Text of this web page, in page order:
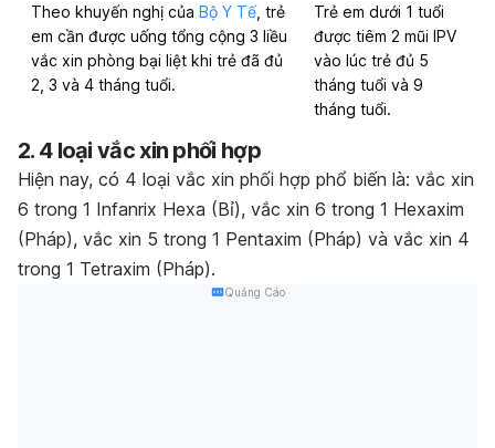
Theo khuyến nghị của Bộ Y Tế, trẻ
em cần được uống tổng cộng 3 liều
vắc xin phòng bại liệt khi trẻ đã đủ
2, 3 và 4 tháng tuổi.
Trẻ em dưới 1 tuổi
được tiêm 2 mũi IPV
vào lúc trẻ đủ 5
tháng tuổi và 9
tháng tuổi.
2. 4 loại vắc xin phối hợp
Hiện nay, có 4 loại vắc xin phối hợp phổ biến là: vắc xin
6 trong 1 Infanrix Hexa (Bỉ), vắc xin 6 trong 1 Hexaxim
(Pháp), vắc xin 5 trong 1 Pentaxim (Pháp) và vắc xin 4
trong 1 Tetraxim (Pháp).
Quảng Cáo